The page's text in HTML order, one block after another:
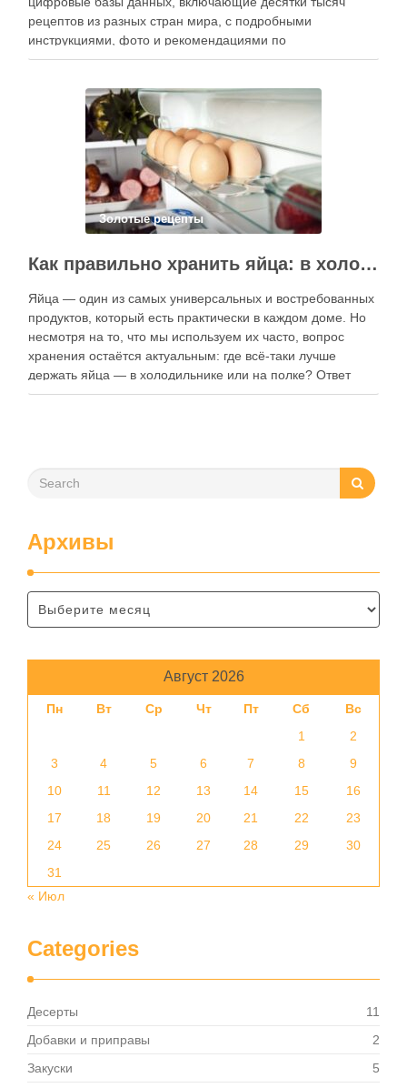
рецептов из разных стран мира, с подробными
инструкциями, фото и рекомендациями по
приготовлению. В отличие от печатных изданий,
контент, расширять коллекции блюд и добавлять новые
функции. Ниже …
Золотые рецепты
Как правильно хранить яйца: в холодильнике или на полке?
Яйца — один из самых универсальных и востребованных
продуктов, который есть практически в каждом доме. Но
несмотря на то, что мы используем их часто, вопрос
хранения остаётся актуальным: где всё-таки лучше
держать яйца — в холодильнике или на полке? Ответ
зависит от нескольких факторов, включая температуру
Архивы
Август 2026
Пн Вт Ср Чт Пт Сб
Вс
1
2
3
4 5 6 7 8
9
10
11 12 13 14 15
16
17
18 19 20 21 22
23
24
25 26 27 28 29
30
31
« Июл
Categories
Десерты
11
Добавки и приправы
2
Закуски
5